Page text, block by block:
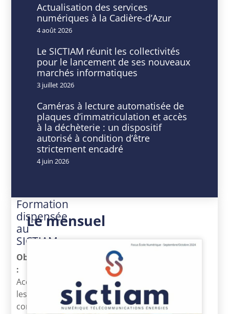
Les
bases
DATE
13
Mar
2024
Expiré!
HEURE
9
h
00
min
-
16
h
30
Formation
dispensée
au
SICTIAM
Objectif
:
Acquérir
les
connaissances
Actualisation des services
numériques à la Cadière-d’Azur
4 août 2026
Le SICTIAM réunit les collectivités
pour le lancement de ses nouveaux
marchés informatiques
3 juillet 2026
Caméras à lecture automatisée de
plaques d’immatriculation et accès
à la déchèterie : un dispositif
autorisé à condition d’être
strictement encadré
4 juin 2026
Le mensuel